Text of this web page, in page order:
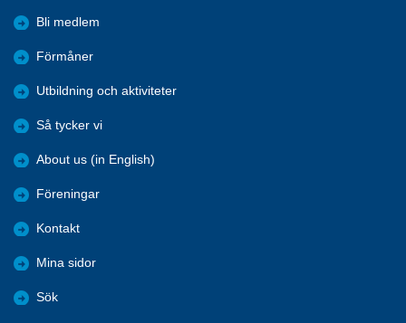
Bli medlem
Förmåner
Utbildning och aktiviteter
Så tycker vi
About us (in English)
Föreningar
Kontakt
Mina sidor
Sök